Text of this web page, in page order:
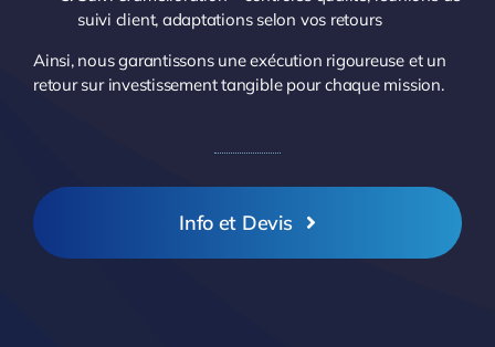
suivi client, adaptations selon vos retours
Ainsi, nous garantissons une exécution rigoureuse et un
retour sur investissement tangible pour chaque mission.
Info et Devis